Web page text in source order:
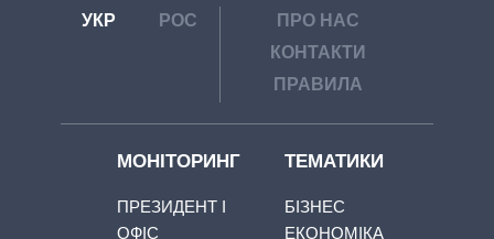
УКР РОС
ПРО НАС
КОНТАКТИ
ПРАВИЛА
МОНІТОРИНГ
ПРЕЗИДЕНТ І
ОФІС
ТЕМАТИКИ
БІЗНЕС
ЕКОНОМІКА